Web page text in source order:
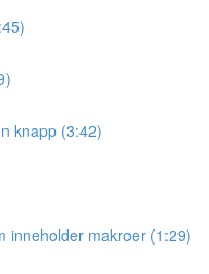
knapp (3:42)
inneholder makroer (1:29)